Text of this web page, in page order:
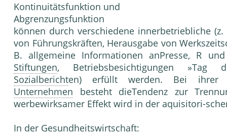
Kontinuitätsfunktion und
Abgrenzungsfunktion
können durch verschiedene innerbetriebliche
von Führungskräften, Herausgabe von
B. allgemeine Informationen anPresse, R
Stiftungen, Betriebsbesichtigungen »Tag
Sozialberichten) erfüllt werden. Bei ihrer
Unternehmen besteht dieTendenz zur
werbewirksamer Effekt wird in der aquisitori-
In der Gesundheitswirtschaft: